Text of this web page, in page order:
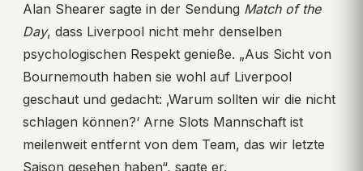
Alan Shearer sagte in der Sendung Match of the
Day, dass Liverpool nicht mehr denselben
psychologischen Respekt genieße. „Aus Sicht von
Bournemouth haben sie wohl auf Liverpool
geschaut und gedacht: ‚Warum sollten wir die nicht
schlagen können?‘ Arne Slots Mannschaft ist
meilenweit entfernt von dem Team, das wir letzte
Saison gesehen haben“, sagte er.